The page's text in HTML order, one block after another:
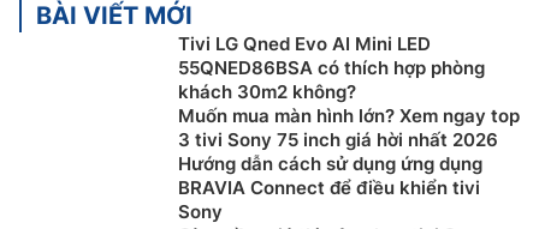
BÀI VIẾT MỚI
Tivi LG Qned Evo AI Mini LED
55QNED86BSA có thích hợp phòng
khách 30m2 không?
Muốn mua màn hình lớn? Xem ngay top
3 tivi Sony 75 inch giá hời nhất 2026
Hướng dẫn cách sử dụng ứng dụng
BRAVIA Connect để điều khiển tivi
Sony